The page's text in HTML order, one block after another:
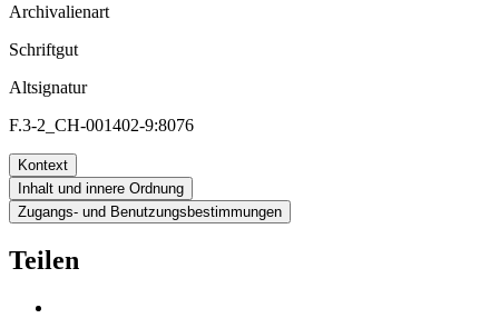
Archivalienart
Schriftgut
Altsignatur
F.3-2_CH-001402-9:8076
Kontext
Inhalt und innere Ordnung
Zugangs- und Benutzungsbestimmungen
Teilen